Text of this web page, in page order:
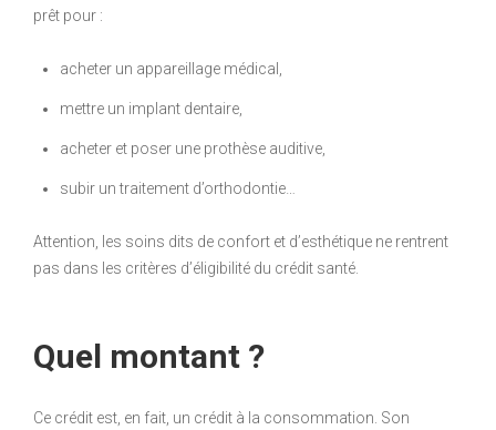
prêt pour :
acheter un appareillage médical,
mettre un implant dentaire,
acheter et poser une prothèse auditive,
subir un traitement d’orthodontie…
Attention, les soins dits de confort et d’esthétique ne rentrent
pas dans les critères d’éligibilité du crédit santé.
Quel montant ?
Ce crédit est, en fait, un crédit à la consommation. Son